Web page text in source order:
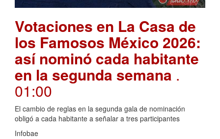
Votaciones en La Casa de
los Famosos México 2026:
así nominó cada habitante
en la segunda semana .
01:00
El cambio de reglas en la segunda gala de nominación
obligó a cada habitante a señalar a tres participantes
Infobae